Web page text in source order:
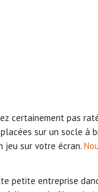
certainement pas
sur un socle à
jeu sur votre écran.
petite entreprise